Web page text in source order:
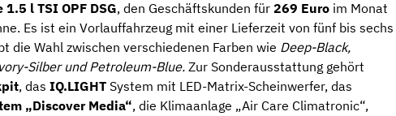
l TSI OPF DSG, den Geschäftskunden für 269 Euro im Monat
Es ist ein Vorlauffahrzeug mit einer Lieferzeit von fünf bis sechs
die Wahl zwischen verschiedenen Farben wie Deep-Black,
Silber und Petroleum-Blue. Zur Sonderausstattung gehört
, das IQ.LIGHT System mit LED-Matrix-Scheinwerfer, das
„Discover Media“, die Klimaanlage „Air Care Climatronic“,